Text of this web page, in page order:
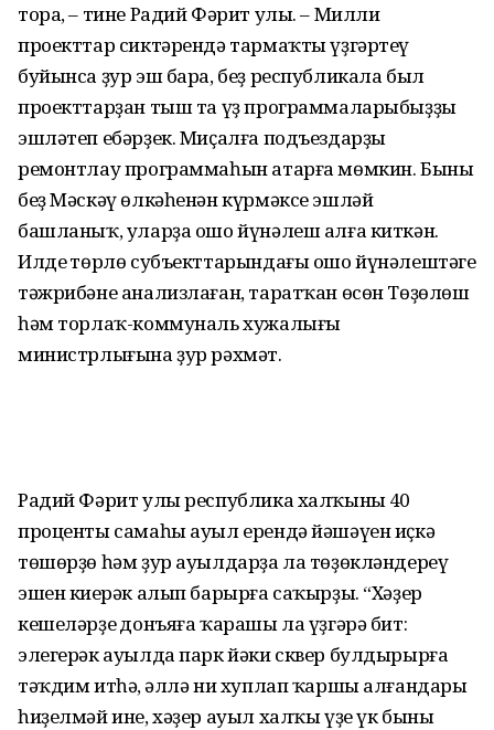
тора, – тине Радий Фәрит улы. – Милли
проекттар сиктәрендә тармаҡты үҙгәртеү
буйынса ҙур эш бара, беҙ республикала был
проекттарҙан тыш та үҙ програм­маларыбыҙҙы
эшләтеп ебәрҙек. Миҫалға подъездарҙы
ремонтлау программаһын атарға мөмкин. Быны
беҙ Мәскәү өлкәһенән күрмәксе эшләй
башланыҡ, уларҙа ошо йүнәлеш алға киткән.
Илдең төрлө субъекттарындағы ошо йүнәлештәге
тәжрибәне анализлаған, таратҡан өсөн Төҙөлөш
һәм торлаҡ-коммуналь хужалығы
министрлығына ҙур рәхмәт.
Радий Фәрит улы республика халҡының 40
проценты самаһы ауыл ерендә йәшәүен иҫкә
төшөрҙө һәм ҙур ауылдарҙа ла төҙөкләндереү
эшен киңерәк алып барырға саҡырҙы. “Хәҙер
кешеләрҙең донъяға ҡарашы ла үҙгәрә бит:
элегерәк ауылда парк йәки сквер булдырырға
тәҡдим итһәң, әллә ни хуп­лап ҡаршы алғандары
һиҙелмәй ине, хәҙер ауыл халҡы үҙе үк быны